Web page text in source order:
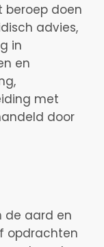
beroep doen
advies,
in
en
met
door
de aard en
opdrachten